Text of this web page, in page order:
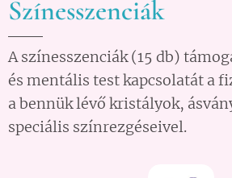
Színesszenciák
A színesszenciák (15 db)
és mentális test kapcsolatát a
a bennük lévő kristályok,
speciális színrezgéseivel.